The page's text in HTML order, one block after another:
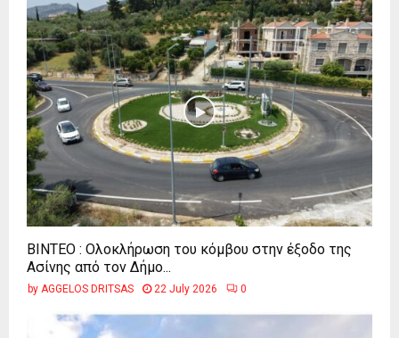
ΒΙΝΤΕΟ : Ολοκλήρωση του κόμβου στην έξοδο της
Ασίνης από τον Δήμο...
by AGGELOS DRITSAS 22 July 2026 0